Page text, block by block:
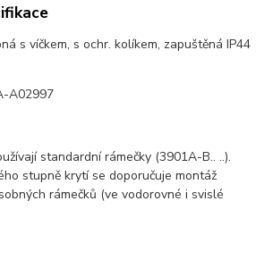
s víčkem, s ochr. kolíkem, zapuštěná IP44
A02997
standardní rámečky (3901A-B.. ..).
stupně krytí se doporučuje montáž
rámečků (ve vodorovné i svislé